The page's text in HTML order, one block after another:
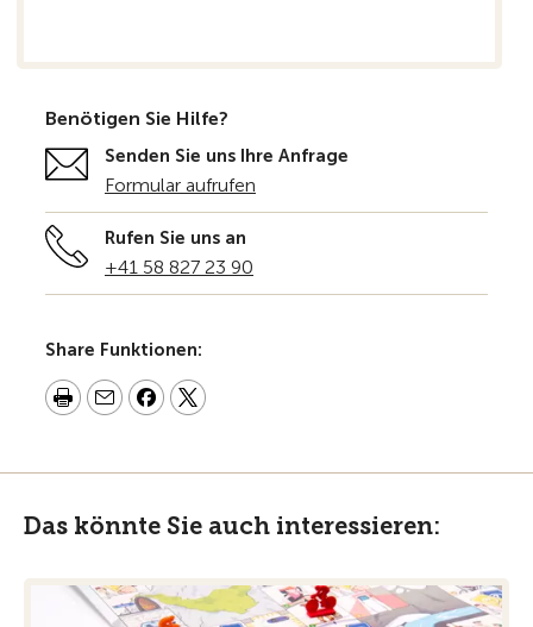
Benötigen Sie Hilfe?
Senden Sie uns Ihre Anfrage
Formular aufrufen
Rufen Sie uns an
+41 58 827 23 90
Share Funktionen:
Das könnte Sie auch interessieren: